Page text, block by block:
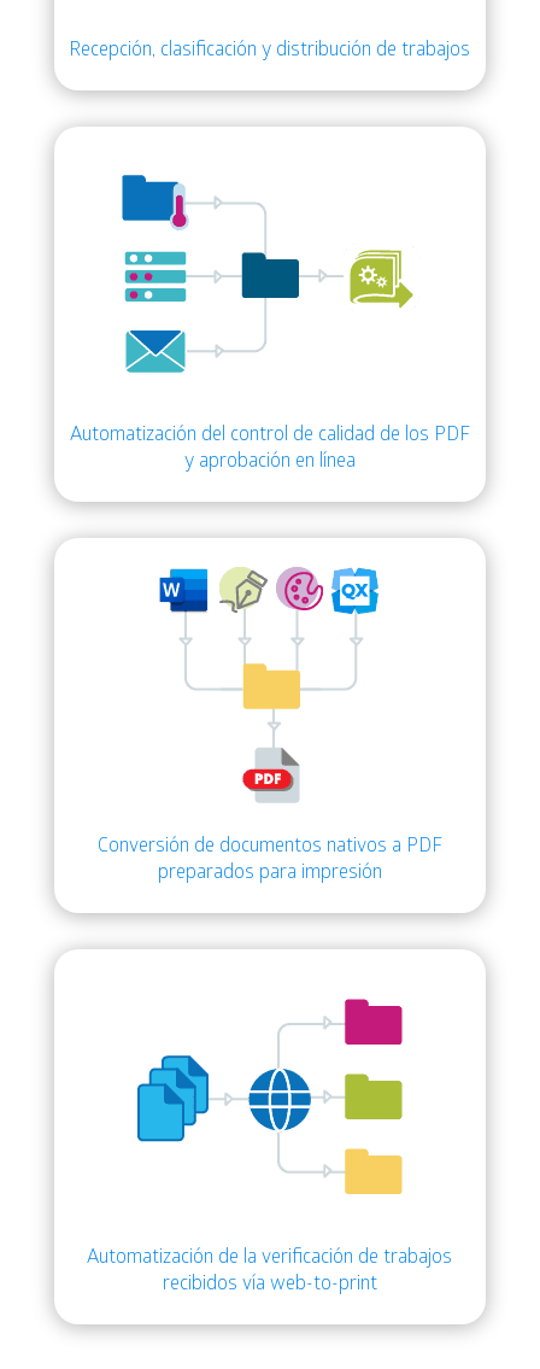
Recepción, clasificación y distribución de trabajos
Automatización del control de calidad de los PDF
y aprobación en línea
Conversión de documentos nativos a PDF
preparados para impresión
Automatización de la verificación de trabajos
recibidos vía web-to-print